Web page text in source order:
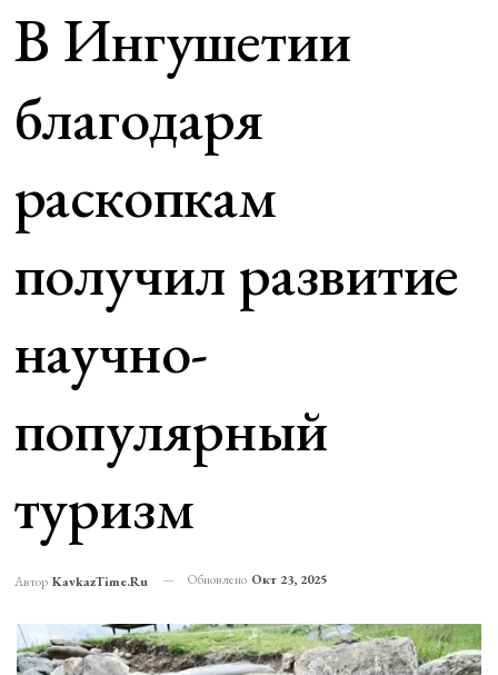
В Ингушетии
благодаря
раскопкам
получил развитие
научно-
популярный
туризм
Автор KavkazTime.ru Обновлено Окт 23, 2025